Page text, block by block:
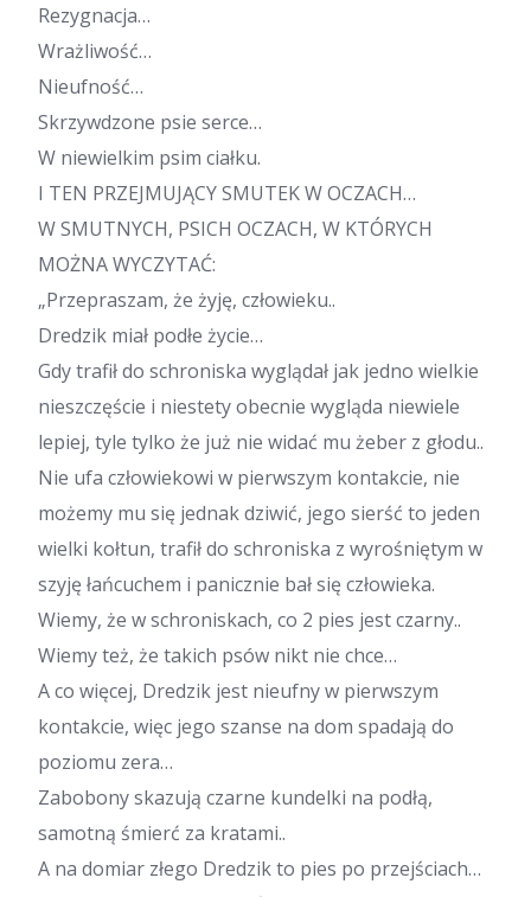
Rezygnacja…
Wrażliwość…
Nieufność…
Skrzywdzone psie serce…
W niewielkim psim ciałku.
I TEN PRZEJMUJĄCY SMUTEK W OCZACH…
W SMUTNYCH, PSICH OCZACH, W KTÓRYCH
MOŻNA WYCZYTAĆ:
„Przepraszam, że żyję, człowieku..
Dredzik miał podłe życie…
Gdy trafił do schroniska wyglądał jak jedno wielkie
nieszczęście i niestety obecnie wygląda niewiele
lepiej, tyle tylko że już nie widać mu żeber z głodu..
Nie ufa człowiekowi w pierwszym kontakcie, nie
możemy mu się jednak dziwić, jego sierść to jeden
wielki kołtun, trafił do schroniska z wyrośniętym w
szyję łańcuchem i panicznie bał się człowieka.
Wiemy, że w schroniskach, co 2 pies jest czarny..
Wiemy też, że takich psów nikt nie chce…
A co więcej, Dredzik jest nieufny w pierwszym
kontakcie, więc jego szanse na dom spadają do
poziomu zera…
Zabobony skazują czarne kundelki na podłą,
samotną śmierć za kratami..
A na domiar złego Dredzik to pies po przejściach…